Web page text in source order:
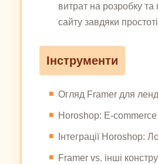
витрат на розробку та
сайту завдяки
Інструменти
Огляд Framer для
Horoshop: E-commerce
Інтеграції Horoshop:
Framer vs. інші